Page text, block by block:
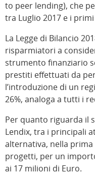
to peer lending), che
tra Luglio 2017 e i
La Legge di Bilancio
risparmiatori a
strumento finanziario
prestiti effettuati da
l’introduzione di un
26%, analoga a tutti i
Per quanto riguarda il
Lendix, tra i principali
alternativa, nella prima
progetti, per un
ai 17 milioni di Euro.